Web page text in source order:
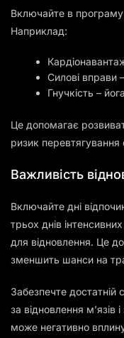
Включайте в програму
Наприклад:
Силові вправи
Гнучкість –
Це допомагає
ризик перевтягування
Важливість
Включайте дні
трьох днів
для відновлення. Це
зменшить шанси на
Забезпечте достатній
за відновлення м’язів
може негативно